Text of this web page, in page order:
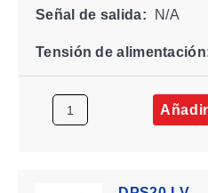
Señal de salida: N/A
Tensión de